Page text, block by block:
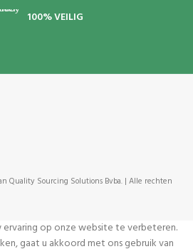
100% VEILIG
Quality Sourcing Solutions Bvba. | Alle rechten
op onze website te verbeteren.
gaat u akkoord met ons gebruik van